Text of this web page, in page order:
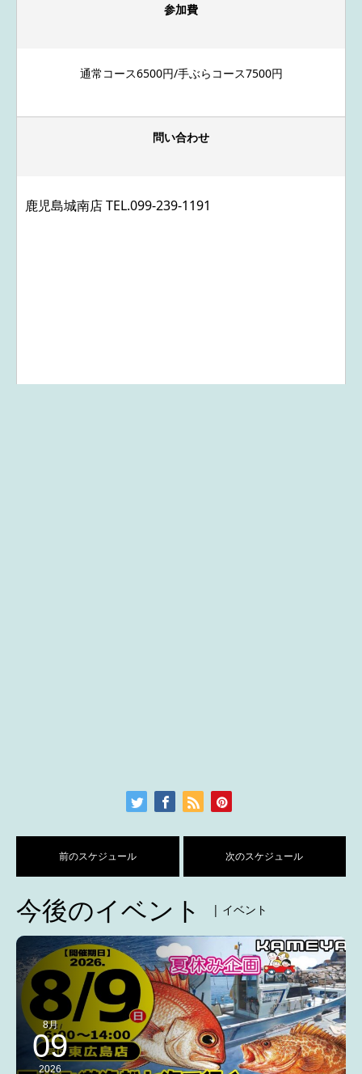
参加費
通常コース6500円/手ぶらコース7500円
問い合わせ
鹿児島城南店 TEL.099-239-1191
前のスケジュール 次のスケジュール
今後のイベント | イベント
8月
09
2026